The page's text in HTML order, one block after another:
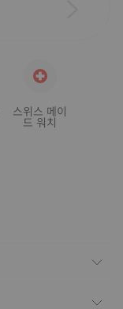
스위스 메이
드 워치